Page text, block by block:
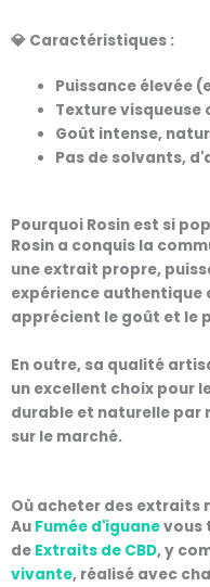
💎 Caractéristiques :
Puissance élevée
Texture visqueuse
Goût intense,
Pas de solvants,
Pourquoi Rosin est si
Rosin a conquis la
une extrait propre,
expérience authentique
apprécient le goût et le
En outre, sa qualité
un excellent choix pour
durable et naturelle par
sur le marché.
Où acheter des extraits
Au Fumée d'iguanevous
de Extraits de CBD, y
vivante, réalisé avec